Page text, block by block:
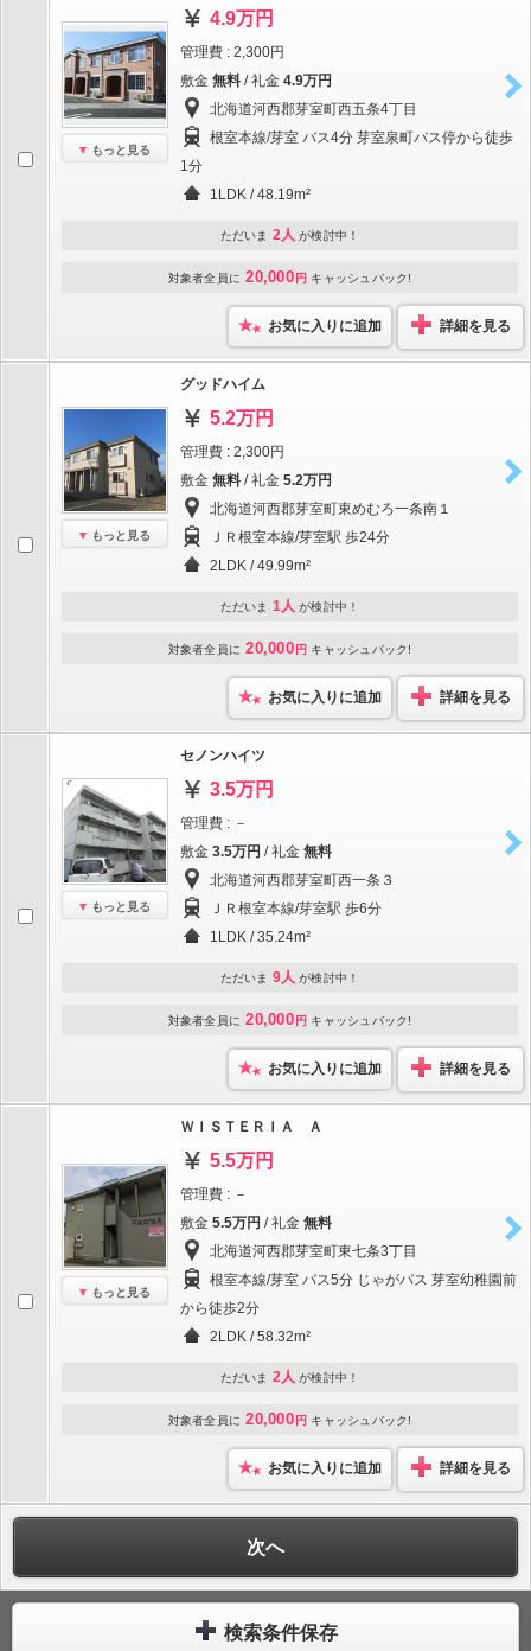
もっと見る
4.9万円
管理費 : 2,300円
敷金 無料 / 礼金 4.9万円
北海道河西郡芽室町西五条4丁目
根室本線/芽室 バス4分 芽室泉町バス停から徒歩
1分
1LDK / 48.19m²
ただいま 2人 が検討中！
対象者全員に 20,000 円 キャッシュバック!
お気に入りに追加 詳細を見る
もっと見る
グッドハイム
5.2万円
管理費 : 2,300円
敷金 無料 / 礼金 5.2万円
北海道河西郡芽室町東めむろ一条南１
ＪＲ根室本線/芽室駅 歩24分
2LDK / 49.99m²
ただいま 1人 が検討中！
対象者全員に 20,000 円 キャッシュバック!
お気に入りに追加 詳細を見る
もっと見る
セノンハイツ
3.5万円
管理費 : －
敷金 3.5万円 / 礼金 無料
北海道河西郡芽室町西一条３
ＪＲ根室本線/芽室駅 歩6分
1LDK / 35.24m²
ただいま 9人 が検討中！
対象者全員に 20,000 円 キャッシュバック!
お気に入りに追加 詳細を見る
もっと見る
ＷＩＳＴＥＲＩＡ Ａ
5.5万円
管理費 : －
敷金 5.5万円 / 礼金 無料
北海道河西郡芽室町東七条3丁目
根室本線/芽室 バス5分 じゃがバス 芽室幼稚園前
から徒歩2分
2LDK / 58.32m²
ただいま 2人 が検討中！
対象者全員に 20,000 円 キャッシュバック!
お気に入りに追加 詳細を見る
次へ
検索条件保存